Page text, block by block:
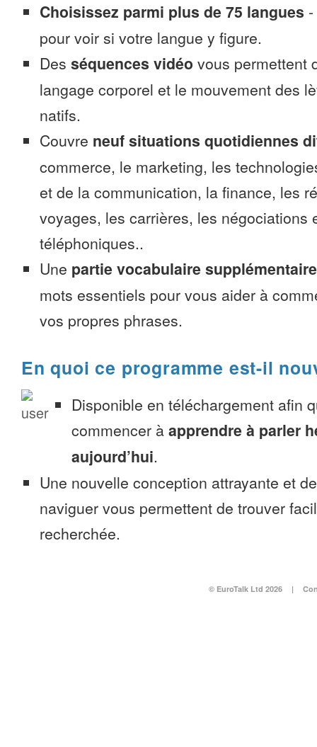
Choisissez parmi plus de 75 langues -
pour voir si votre langue y figure.
Des séquences vidéo vous permettent
langage corporel et le mouvement des
natifs.
Couvre neuf situations quotidiennes
commerce, le marketing, les
et de la communication, la finance, les
voyages, les carrières, les négociations
téléphoniques..
Une partie vocabulaire supplémentaire
mots essentiels pour vous aider à
vos propres phrases.
En quoi ce programme est-il
Disponible en téléchargement afin
commencer à apprendre à parler
aujourd’hui.
Une nouvelle conception attrayante et
naviguer vous permettent de trouver
recherchée.
© EuroTalk Ltd 2026 |